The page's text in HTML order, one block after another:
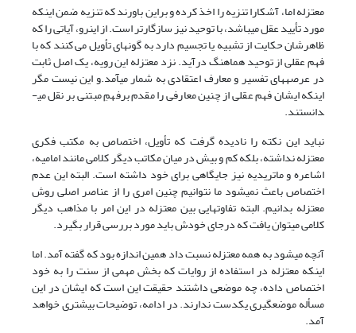
معتزله اما، آشکارا تنزیه را اخذ کرده و براین باورند که تنزیه ضمن اینکه
مورد تأیید عقل می­باشد، با توحید نیز سازگارتر است. از این­رو، آیاتی را که
ظاهرشان حکایت از تشبیه یا تجسیم دارد به گونه­ای تأویل می کنند که با
فهم عقلی از توحید هماهنگ درآید. نزد معتزله این رویه، یک اصل ثابت
در عرصه­های تفسیر و معارف اعتقادی به شمار می­آمد.و این نیست مگر
اینکه ایشان فهم عقلی از چنین معارفی را مقدم برفهمِ مبتنی بر نقل می­
دانستند.
نباید این نکته را نادیده گرفت که تأویل، اختصاص به مکتب فکری
معتزله نداشته، بلکه کم و بیش در میان مکاتب دیگر کلامی مانند امامیه،
اشاعره و ماتریدیه نیز جایگاهی برای خود داشته است. البته این عدم
اختصاص باعث نمی­شود ما نتوانیم چنین امری را از عناصر اصلی روش
معتزله بدانیم. البته تفاوت­هایی بین معتزله در این امر با مذاهب دیگر
کلامی می­توان یافت که درجای خودش باید مورد بررسی قرار بگیرد.
آنچه می­شود به همه معتزله نسبت داد همین اندازه بود که گفته آمد. اما
این­که معتزله در استفاده از روایات که بخش مهمی از سنت را به خود
اختصاص داده، چه موضعی داشتند حقیقت این است که ایشان در این
مسأله موضع­گیری یکدست ندارند. در ادامه، توضیحات بیشتری خواهد
آمد.